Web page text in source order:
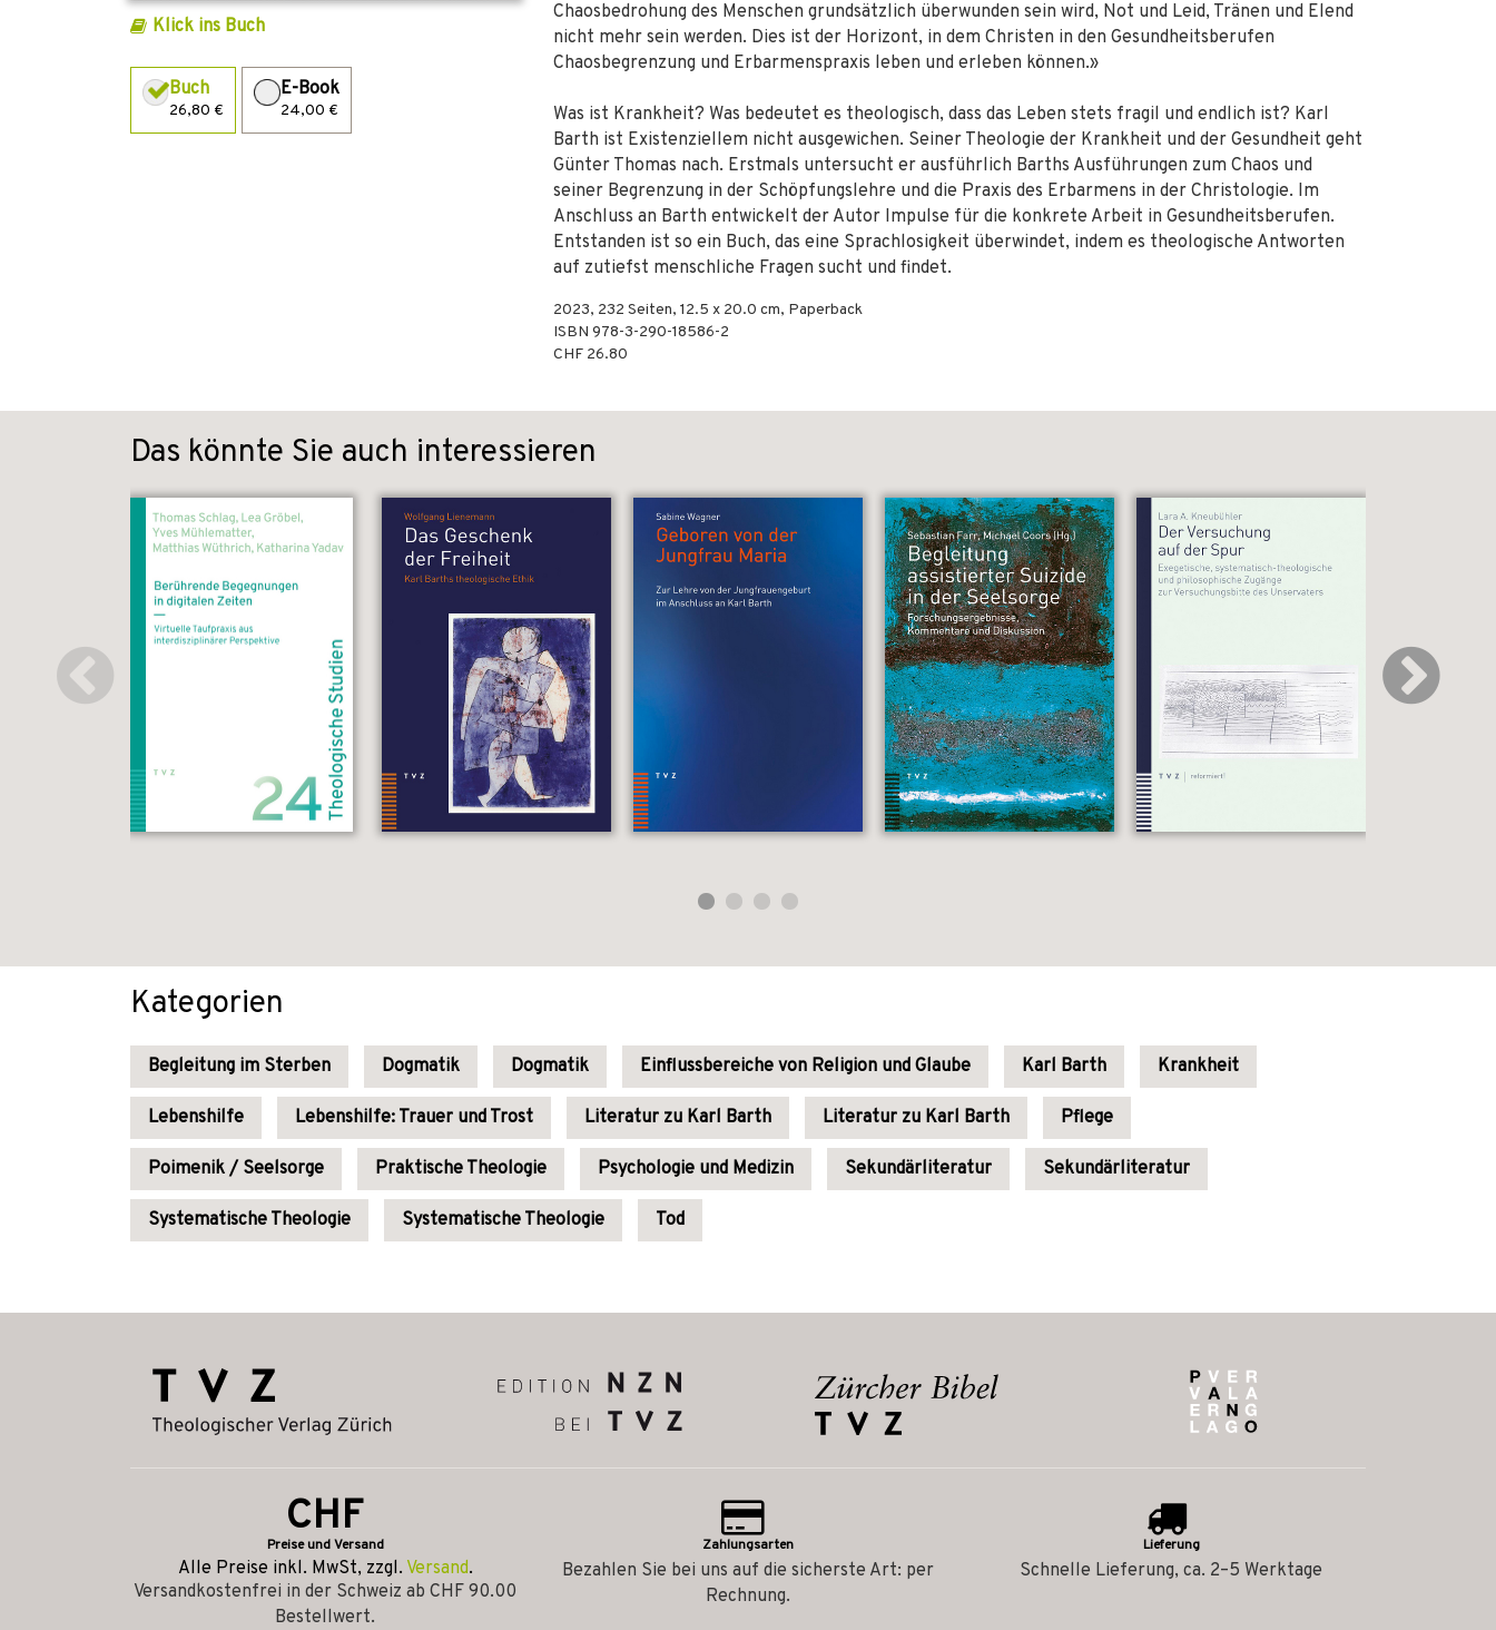
Klick ins Buch
Buch
26,80 €
E-Book
24,00 €
Chaosbedrohung des Menschen grundsätzlich überwunden sein wird, Not und Leid, Tränen und Elend
nicht mehr sein werden. Dies ist der Horizont, in dem Christen in den Gesundheitsberufen
Chaosbegrenzung und Erbarmenspraxis leben und erleben können.»
Was ist Krankheit? Was bedeutet es theologisch, dass das Leben stets fragil und endlich ist? Karl
Barth ist Existenziellem nicht ausgewichen. Seiner Theologie der Krankheit und der Gesundheit geht
Günter Thomas nach. Erstmals untersucht er ausführlich Barths Ausführungen zum Chaos und
seiner Begrenzung in der Schöpfungslehre und die Praxis des Erbarmens in der Christologie. Im
Anschluss an Barth entwickelt der Autor Impulse für die konkrete Arbeit in Gesundheitsberufen.
Entstanden ist so ein Buch, das eine Sprachlosigkeit überwindet, indem es theologische Antworten
auf zutiefst menschliche Fragen sucht und findet.
2023, 232 Seiten, 12.5 x 20.0 cm, Paperback
ISBN 978-3-290-18586-2
CHF 26.80
Das könnte Sie auch interessieren
Kategorien
Begleitung im Sterben Dogmatik Dogmatik Einflussbereiche von Religion und Glaube Karl Barth Krankheit
Lebenshilfe Lebenshilfe: Trauer und Trost Literatur zu Karl Barth Literatur zu Karl Barth Pflege
Poimenik / Seelsorge Praktische Theologie Psychologie und Medizin Sekundärliteratur Sekundärliteratur
Systematische Theologie Systematische Theologie Tod
CHF
Preise und Versand
Alle Preise inkl. MwSt, zzgl. Versand.
Versandkostenfrei in der Schweiz ab CHF 90.00
Bestellwert.
Zahlungsarten
Bezahlen Sie bei uns auf die sicherste Art: per
Rechnung.
Lieferung
Schnelle Lieferung, ca. 2–5 Werktage